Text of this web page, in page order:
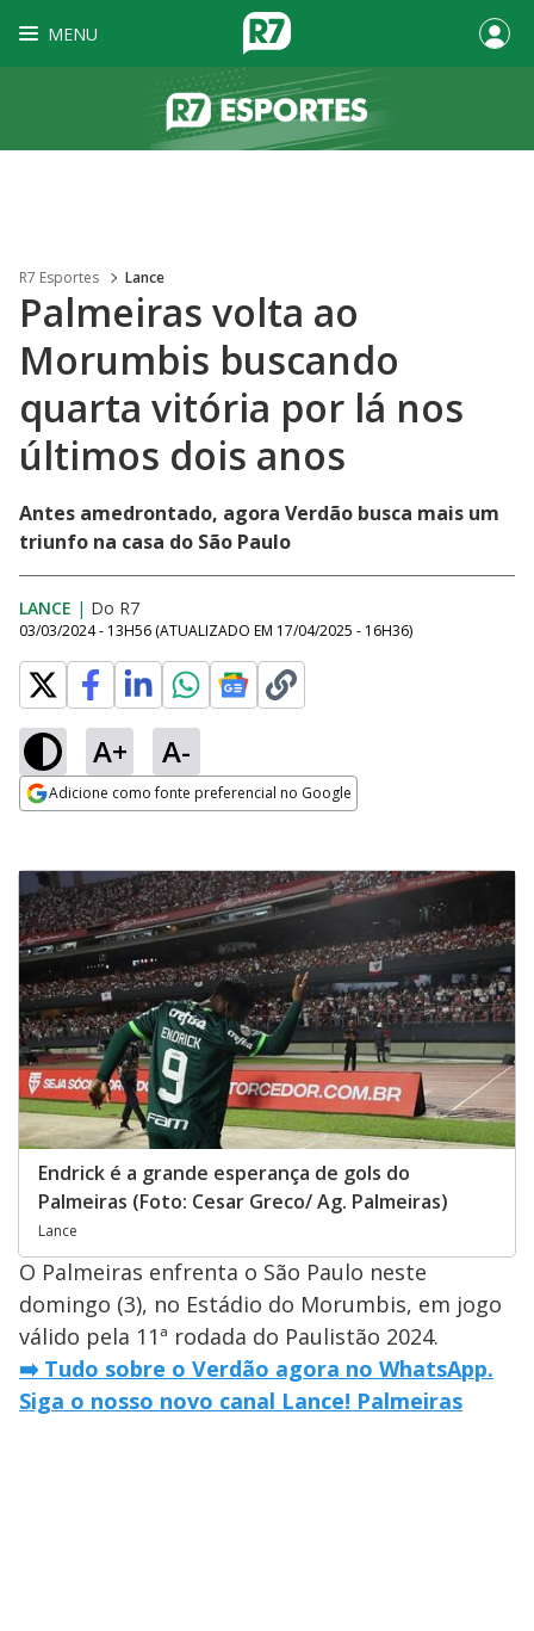
MENU
R7 Esportes Lance
Palmeiras volta ao
Morumbis buscando
quarta vitória por lá nos
últimos dois anos
Antes amedrontado, agora Verdão busca mais um
triunfo na casa do São Paulo
LANCE | Do R7
03/03/2024 - 13H56 (ATUALIZADO EM 17/04/2025 - 16H36)
A+ A-
Adicione como fonte preferencial no Google
Endrick é a grande esperança de gols do
Palmeiras (Foto: Cesar Greco/ Ag. Palmeiras)
Lance
O Palmeiras enfrenta o São Paulo neste
domingo (3), no Estádio do Morumbis, em jogo
válido pela 11ª rodada do Paulistão 2024.
➡️ Tudo sobre o Verdão agora no WhatsApp.
Siga o nosso novo canal Lance! Palmeiras